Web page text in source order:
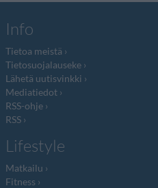
Info
Tietoa meistä
Tietosuojalauseke
Lähetä uutisvinkki
Mediatiedot
RSS-ohje
RSS
Lifestyle
Matkailu
Fitness